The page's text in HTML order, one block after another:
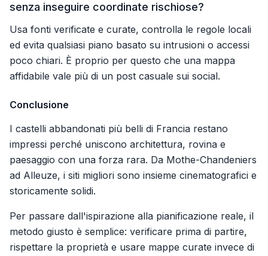
senza inseguire coordinate rischiose?
Usa fonti verificate e curate, controlla le regole locali
ed evita qualsiasi piano basato su intrusioni o accessi
poco chiari. È proprio per questo che una mappa
affidabile vale più di un post casuale sui social.
Conclusione
I castelli abbandonati più belli di Francia restano
impressi perché uniscono architettura, rovina e
paesaggio con una forza rara. Da Mothe-Chandeniers
ad Alleuze, i siti migliori sono insieme cinematografici e
storicamente solidi.
Per passare dall'ispirazione alla pianificazione reale, il
metodo giusto è semplice: verificare prima di partire,
rispettare la proprietà e usare mappe curate invece di